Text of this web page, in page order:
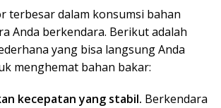
terbesar dalam konsumsi bahan
Anda berkendara. Berikut adalah
yang bisa langsung Anda
menghemat bahan bakar:
kecepatan yang stabil. Berkendara